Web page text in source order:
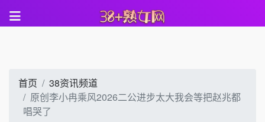
首页
38资讯频道
原创李小冉乘风2026二公进步太大我会等把赵兆都
唱哭了